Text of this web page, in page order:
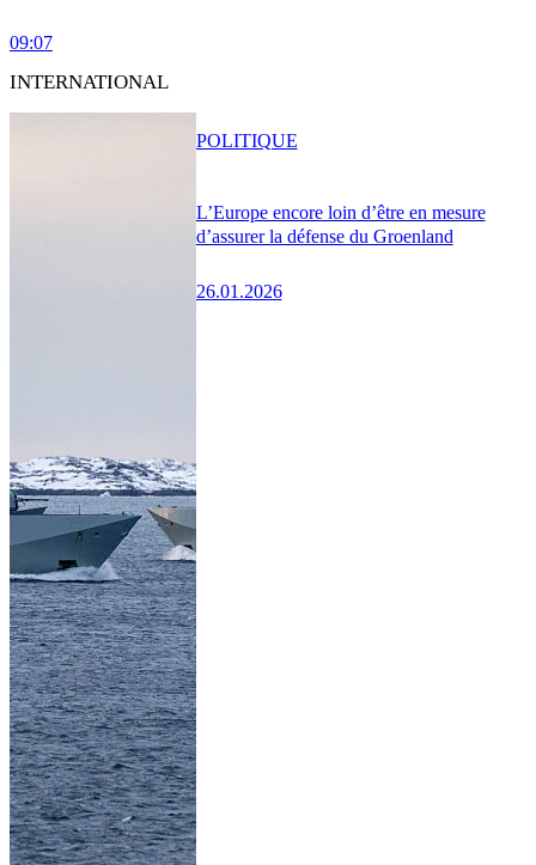
09:07
INTERNATIONAL
L’Europe encore loin d’être en mesure
d’assurer la défense du Groenland
26.01.2026
POLITIQUE